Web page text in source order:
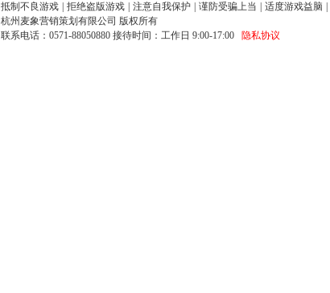
抵制不良游戏 拒绝盗版游戏 注意自我保护 谨防受骗上当 适度游戏益脑
杭州麦象营销策划有限公司 版权所有
联系电话：0571-88050880 接待时间：工作日 9:00-17:00
隐私协议